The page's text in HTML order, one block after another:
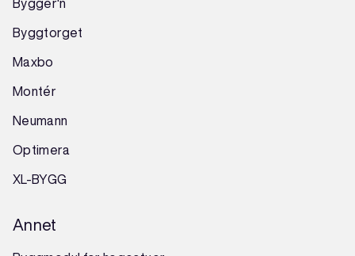
Bygger'n
Byggtorget
Maxbo
Montér
Neumann
Optimera
XL-BYGG
Annet